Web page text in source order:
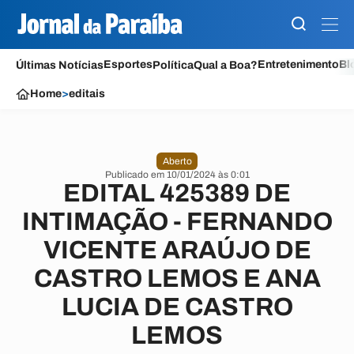
Últimas NotíciasEsportesPolíticaQual a Boa?Entretenimento
Home>editais
Aberto
Publicado em 10/01/2024 às 0:01
EDITAL 425389 DE
INTIMAÇÃO - FERNANDO
VICENTE ARAÚJO DE
CASTRO LEMOS E ANA
LUCIA DE CASTRO
LEMOS